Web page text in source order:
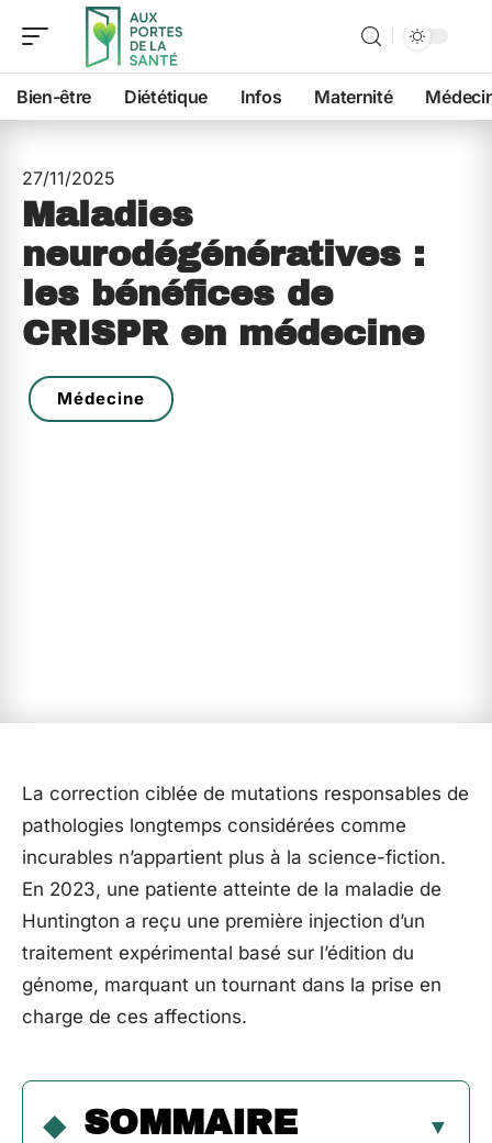
Bien-être Diététique Infos Maternité
27/11/2025
Maladies
neurodégénératives :
les bénéfices de
CRISPR en médecine
Médecine
La correction ciblée de mutations responsables de
pathologies longtemps considérées comme
incurables n’appartient plus à la science-fiction.
En 2023, une patiente atteinte de la maladie de
Huntington a reçu une première injection d’un
traitement expérimental basé sur l’édition du
génome, marquant un tournant dans la prise en
charge de ces affections.
SOMMAIRE